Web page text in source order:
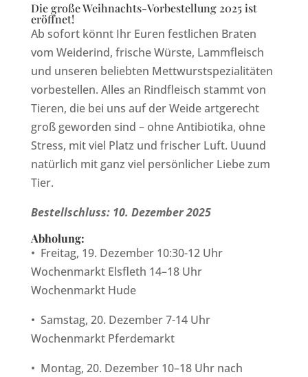
Die große Weihnachts-Vorbestellung 2025 ist
eröffnet!
Ab sofort könnt Ihr Euren festlichen Braten
vom Weiderind, frische Würste, Lammfleisch
und unseren beliebten Mettwurstspezialitäten
vorbestellen. Alles an Rindfleisch stammt von
Tieren, die bei uns auf der Weide artgerecht
groß geworden sind – ohne Antibiotika, ohne
Stress, mit viel Platz und frischer Luft. Uuund
natürlich mit ganz viel persönlicher Liebe zum
Tier.
Bestellschluss: 10. Dezember 2025
Abholung:
• Freitag, 19. Dezember 10:30-12 Uhr
Wochenmarkt Elsfleth 14–18 Uhr
Wochenmarkt Hude
• Samstag, 20. Dezember 7-14 Uhr
Wochenmarkt Pferdemarkt
• Montag, 20. Dezember 10–18 Uhr nach